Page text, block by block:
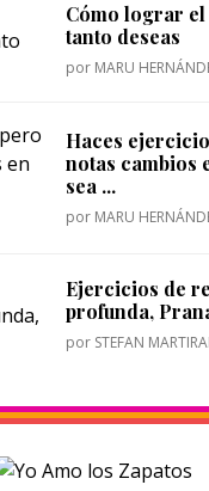
Cómo lograr el
tanto deseas
por MARU
Haces
notas cambios
sea ...
por MARU
Ejercicios de
profunda,
por STEFAN